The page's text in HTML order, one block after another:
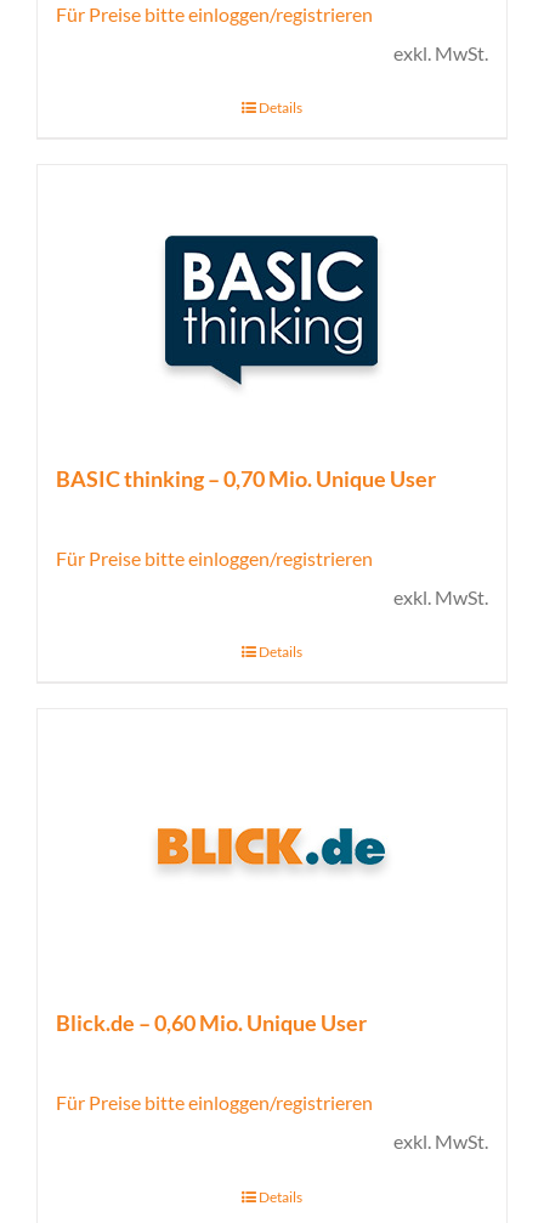
Für Preise bitte einloggen/registrieren
exkl. MwSt.
Details
BASIC thinking – 0,70 Mio. Unique User
Für Preise bitte einloggen/registrieren
exkl. MwSt.
Details
Blick.de – 0,60 Mio. Unique User
Für Preise bitte einloggen/registrieren
exkl. MwSt.
Details